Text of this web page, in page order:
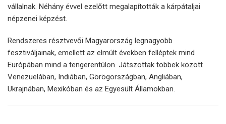
vállalnak. Néhány évvel ezelőtt megalapították a kárpátaljai
népzenei képzést.
Rendszeres résztvevői Magyarország legnagyobb
fesztiváljainak, emellett az elmúlt években felléptek mind
Európában mind a tengerentúlon. Játszottak többek között
Venezuelában, Indiában, Görögországban, Angliában,
Ukrajnában, Mexikóban és az Egyesült Államokban.